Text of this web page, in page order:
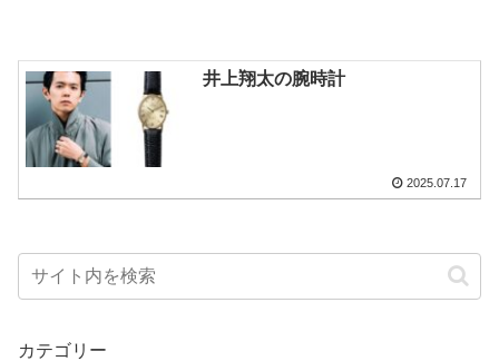
井上翔太の腕時計
2025.07.17
カテゴリー